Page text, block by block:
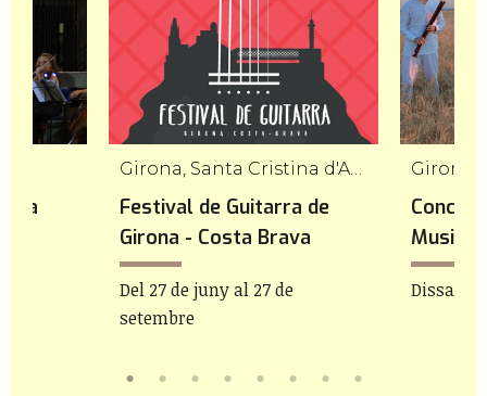
Festival de Guitarra de
Girona - Costa Brava
Del 27 de juny al 27 de
setembre
Girona
Dissabte